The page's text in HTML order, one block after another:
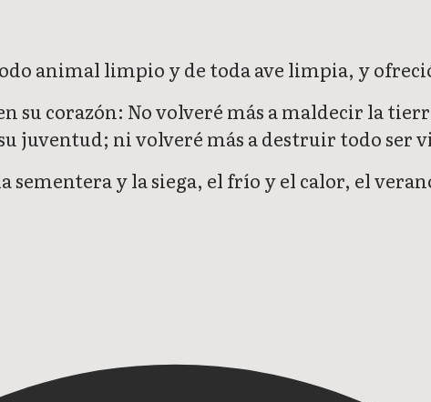
animal limpio y de toda ave limpia, y
su corazón: No volveré más a maldecir la
juventud; ni volveré más a destruir todo ser
sementera y la siega, el frío y el calor, el